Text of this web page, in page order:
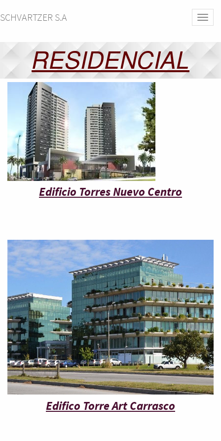
SCHVARTZER S.A
RESIDENCIAL
Edificio Torres Nuevo Centro
Edifico Torre Art Carrasco